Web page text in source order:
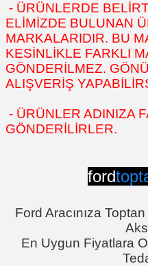
- ÜRÜNLERDE
ELİMİZDE BULUNAN
MARKALARIDIR. BU
KESİNLİKLE FARKLI
GÖNDERİLMEZ.
ALIŞVERİŞ
- ÜRÜNLER ADINIZA
GÖNDERİLİRLER.
ford
Ford Aracınıza
En Uygun Fiyatlara